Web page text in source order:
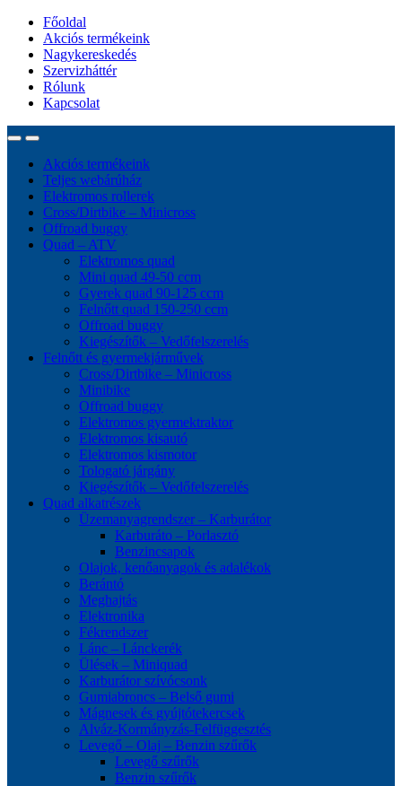
Főoldal
Akciós termékeink
Nagykereskedés
Szervizháttér
Rólunk
Kapcsolat
Akciós termékeink
Teljes webárúház
Elektromos rollerek
Cross/Dirtbike – Minicross
Offroad buggy
Quad – ATV
Elektromos quad
Mini quad 49-50 ccm
Gyerek quad 90-125 ccm
Felnőtt quad 150-250 ccm
Offroad buggy
Kiegészítők – Vedőfelszerelés
Felnőtt és gyermekjárművek
Cross/Dirtbike – Minicross
Minibike
Offroad buggy
Elektromos gyermektraktor
Elektromos kisautó
Elektromos kismotor
Tologató járgány
Kiegészítők – Vedőfelszerelés
Quad alkatrészek
Üzemanyagrendszer – Karburátor
Karburáto – Porlasztó
Benzincsapok
Olajok, kenőanyagok és adalékok
Berántó
Meghajtás
Elektronika
Fékrendszer
Lánc – Lánckerék
Ülések – Miniquad
Karburátor szívócsonk
Gumiabroncs – Belső gumi
Mágnesek és gyújtótekercsek
Alváz-Kormányzás-Felfüggesztés
Levegő – Olaj – Benzin szűrők
Levegő szűrők
Benzin szűrők